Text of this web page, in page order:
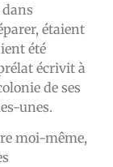
étaient
été
écrivit à
de ses
unes.
moi-même,